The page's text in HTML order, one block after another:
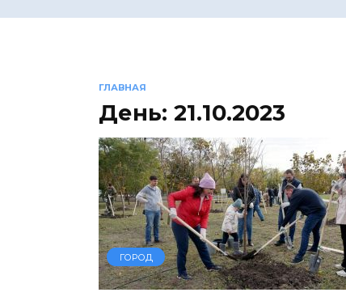
ГЛАВНАЯ
День: 21.10.2023
ГОРОД